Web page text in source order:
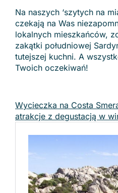
Na naszych ‘szytych na
czekają na Was
lokalnych mieszkańców,
zakątki południowej
tutejszej kuchni. A
Twoich oczekiwań!
Wycieczka na Costa
atrakcje z degustacją w